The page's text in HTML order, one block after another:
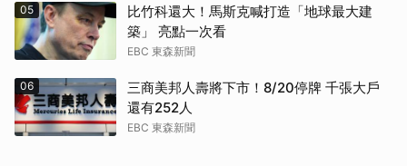
05
比竹科還大！馬斯克喊打造「地球最大建
築」 亮點一次看
EBC 東森新聞
06
三商美邦人壽將下市！8/20停牌 千張大戶
還有252人
EBC 東森新聞